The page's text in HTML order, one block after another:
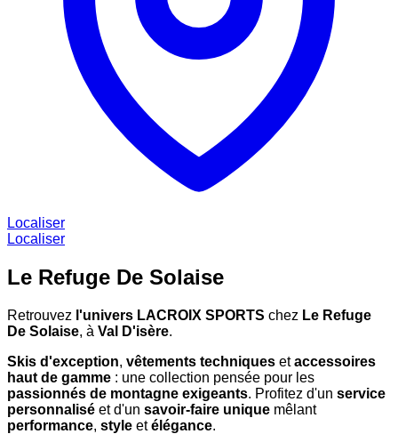
Localiser
Localiser
Le Refuge De Solaise
Retrouvez l'univers LACROIX SPORTS chez Le Refuge
De Solaise, à Val D'isère.
Skis d'exception, vêtements techniques etaccessoires
haut de gamme : une collection pensée pour les
passionnés de montagne exigeants. Profitez d'un service
personnalisé et d'un savoir-faire unique mêlant
performance, style etélégance.